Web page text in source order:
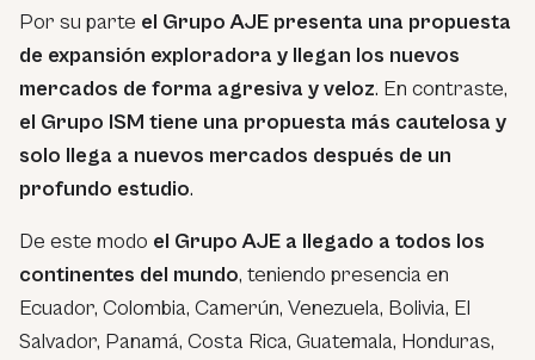
Por su parte el Grupo AJE presenta una propuesta
de expansión exploradora y llegan los nuevos
mercados de forma agresiva y veloz. En contraste,
el Grupo ISM tiene una propuesta más cautelosa y
solo llega a nuevos mercados después de un
profundo estudio.
De este modo el Grupo AJE a llegado a todos los
continentes del mundo, teniendo presencia en
Ecuador, Colombia, Camerún, Venezuela, Bolivia, El
Salvador, Panamá, Costa Rica, Guatemala, Honduras,